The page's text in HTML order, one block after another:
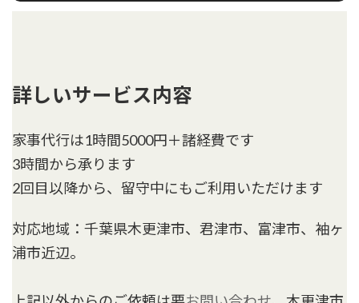
詳しいサービス内容
家事代行は1時間5000円＋諸経費です
3時間から承ります
2回目以降から、留守中にもご利用いただけます
対応地域：千葉県木更津市、君津市、富津市、袖ヶ
浦市近辺。